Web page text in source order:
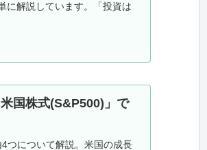
に解説しています。「投資は
国株式(S&P500)」で
つについて解説。米国の成長